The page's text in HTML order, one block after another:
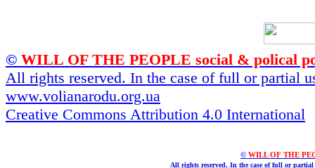
© WILL OF THE PEOPLE social & polical
All rights reserved. In the case of full or partial
www.volianarodu.org.ua
Creative Commons Attribution 4.0 International
© WILL OF THE
All rights reserved. In the case of full or